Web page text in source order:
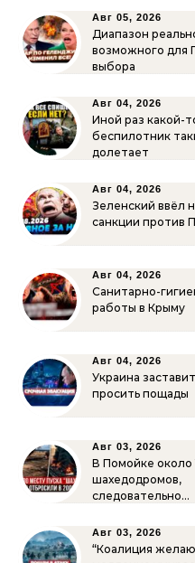
Авг 05, 2026
Диапазон
возможного для
выбора
Авг 04, 2026
Иной раз какой-
беспилотник
долетает
Авг 04, 2026
Зеленский ввёл
санкции против
Авг 04, 2026
Санитарно-
работы в Крыму
Авг 04, 2026
Украина
просить пощады
Авг 03, 2026
В Помойке около
шахедодромов,
следовательно…
Авг 03, 2026
“Коалиция